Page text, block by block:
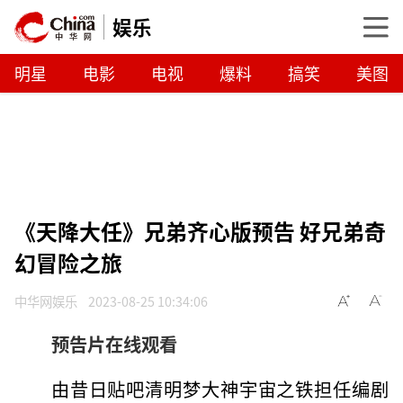
娱乐
明星 电影 电视 爆料 搞笑 美图
《天降大任》兄弟齐心版预告 好兄弟奇
幻冒险之旅
中华网娱乐 2023-08-25 10:34:06
预告片在线观看
由昔日贴吧清明梦大神宇宙之铁担任编剧